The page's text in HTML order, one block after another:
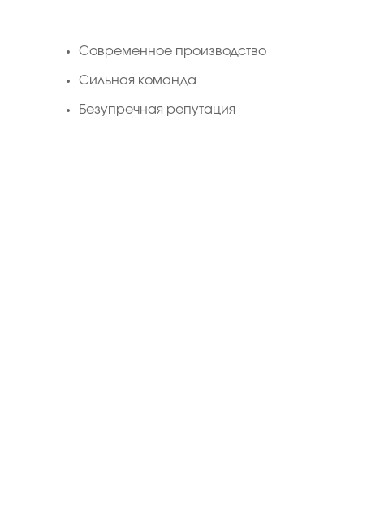
Cовременное производство
Сильная команда
Безупречная репутация